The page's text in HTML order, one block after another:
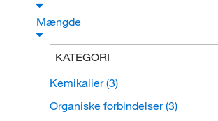
Mængde
KATEGORI
Kemikalier(3)
Organiske forbindelser(3)